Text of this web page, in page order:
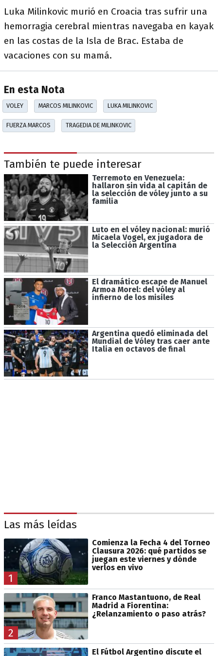
Luka Milinkovic murió en Croacia tras sufrir una
hemorragia cerebral mientras navegaba en kayak
en las costas de la Isla de Brac. Estaba de
vacaciones con su mamá.
En esta Nota
VOLEY MARCOS MILINKOVIC LUKA MILINKOVIC
FUERZA MARCOS TRAGEDIA DE MILINKOVIC
También te puede interesar
Terremoto en Venezuela:
hallaron sin vida al capitán de
la selección de vóley junto a su
familia
Luto en el vóley nacional: murió
Micaela Vogel, ex jugadora de
la Selección Argentina
El dramático escape de Manuel
Armoa Morel: del vóley al
infierno de los misiles
Argentina quedó eliminada del
Mundial de Vóley tras caer ante
Italia en octavos de final
Las más leídas
1
Comienza la Fecha 4 del Torneo
Clausura 2026: qué partidos se
juegan este viernes y dónde
verlos en vivo
2
Franco Mastantuono, de Real
Madrid a Fiorentina:
¿Relanzamiento o paso atrás?
El Fútbol Argentino discute el